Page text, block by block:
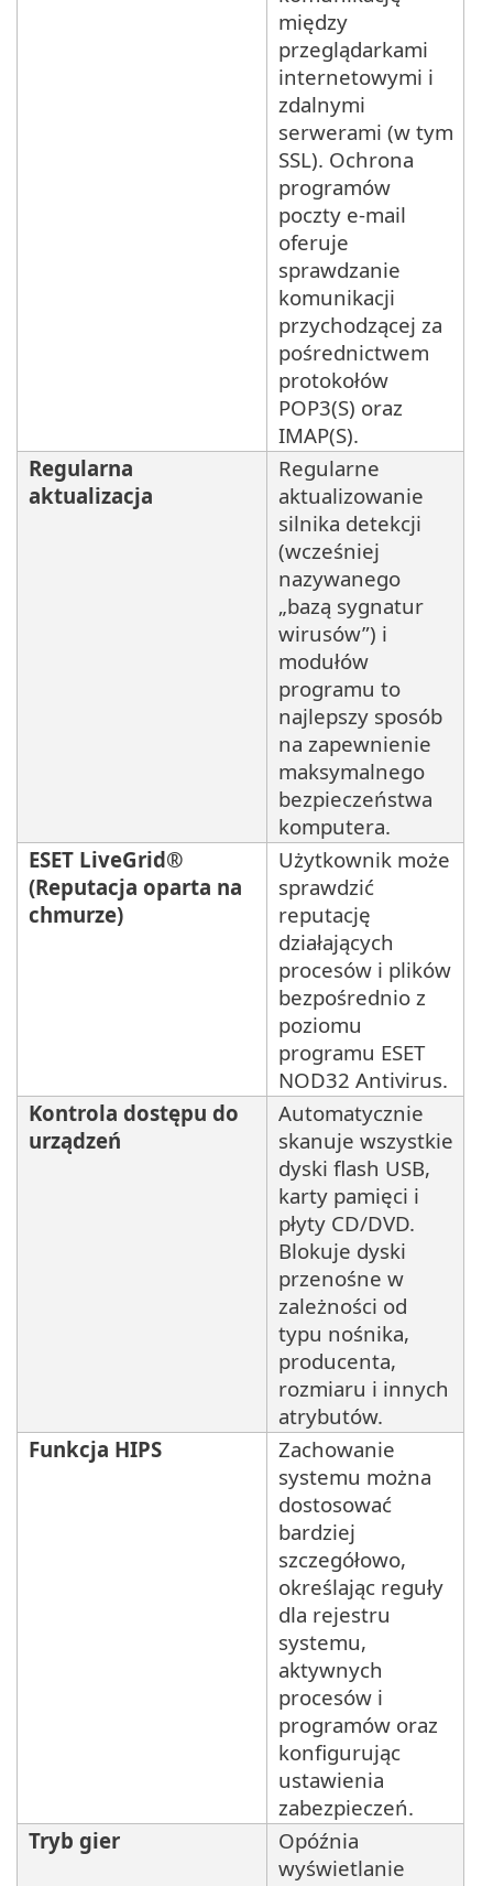
między
przeglądarkami
internetowymi i
zdalnymi
serwerami (w tym
SSL). Ochrona
programów
poczty e-mail
oferuje
sprawdzanie
komunikacji
przychodzącej za
pośrednictwem
protokołów
POP3(S) oraz
IMAP(S).
Regularna
aktualizacja
Regularne
aktualizowanie
silnika detekcji
(wcześniej
nazywanego
„bazą sygnatur
wirusów”) i
modułów
programu to
najlepszy sposób
na zapewnienie
maksymalnego
bezpieczeństwa
komputera.
ESET LiveGrid®
(Reputacja oparta na
chmurze)
Użytkownik może
sprawdzić
reputację
działających
procesów i plików
bezpośrednio z
poziomu
programu ESET
NOD32 Antivirus.
Kontrola dostępu do
urządzeń
Automatycznie
skanuje wszystkie
dyski flash USB,
karty pamięci i
płyty CD/DVD.
Blokuje dyski
przenośne w
zależności od
typu nośnika,
producenta,
rozmiaru i innych
atrybutów.
Funkcja HIPS
Zachowanie
systemu można
dostosować
bardziej
szczegółowo,
określając reguły
dla rejestru
systemu,
aktywnych
procesów i
programów oraz
konfigurując
ustawienia
zabezpieczeń.
Tryb gier
Opóźnia
wyświetlanie